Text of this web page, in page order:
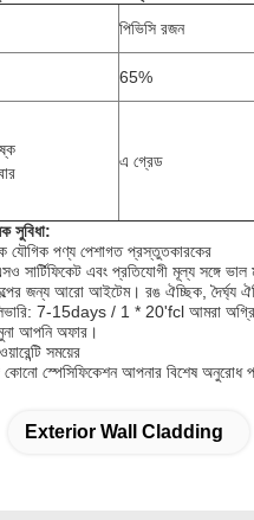
পিভিসি রজন
65%
এ গ্রেড
সুবিধা:
যৌগিক পণ্য পেশাগত প্রস্তুতকারকের
এবং প্রতিযোগী মূল্য সঙ্গে ভাল
জন্য আরো আইটেম। রঙ ঐচ্ছিক, দৈর্ঘ্য
7-15days / 1 * 20'fcl আমরা
আপনি অফার।
সময়ের
স্পেসিফিকেশন আপনার বিশেষ অনুরোধ
Exterior Wall Cladding